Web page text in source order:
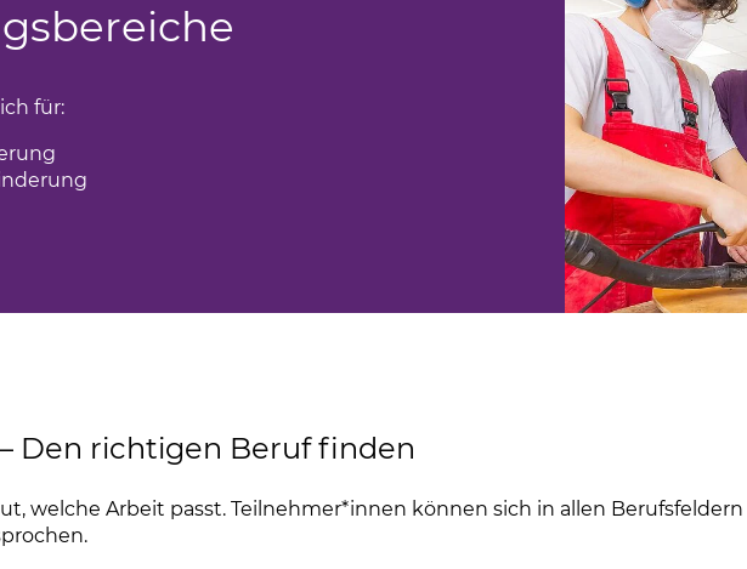
für:
Den richtigen Beruf finden
welche Arbeit passt. Teilnehmer*innen können sich in allen Berufsfeldern